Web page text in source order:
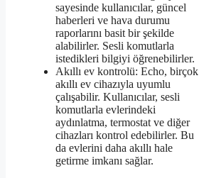
sayesinde kullanıcılar, güncel
haberleri ve hava durumu
raporlarını basit bir şekilde
alabilirler. Sesli komutlarla
istedikleri bilgiyi öğrenebilirler.
Akıllı ev kontrolü: Echo, birçok
akıllı ev cihazıyla uyumlu
çalışabilir. Kullanıcılar, sesli
komutlarla evlerindeki
aydınlatma, termostat ve diğer
cihazları kontrol edebilirler. Bu
da evlerini daha akıllı hale
getirme imkanı sağlar.